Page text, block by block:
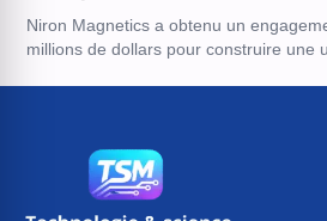
Niron Magnetics a obtenu un
millions de dollars pour construire une